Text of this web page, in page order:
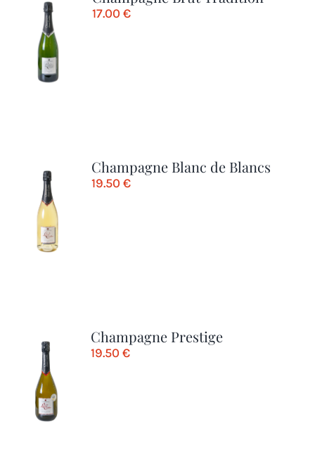
17.00 €
Champagne Blanc de Blancs
19.50€
Champagne Prestige
19.50€